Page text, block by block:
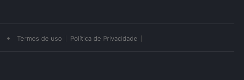
• Termos de uso Política de Privacidade